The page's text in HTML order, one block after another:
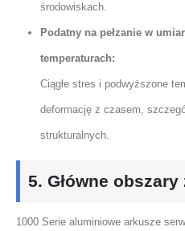
środowiskach.
Podatny na pełzanie w
temperaturach:
Ciągłe stres i podwyższone
deformację z czasem,
strukturalnych.
5. Główne
1000 Serie aluminiowe arkusze